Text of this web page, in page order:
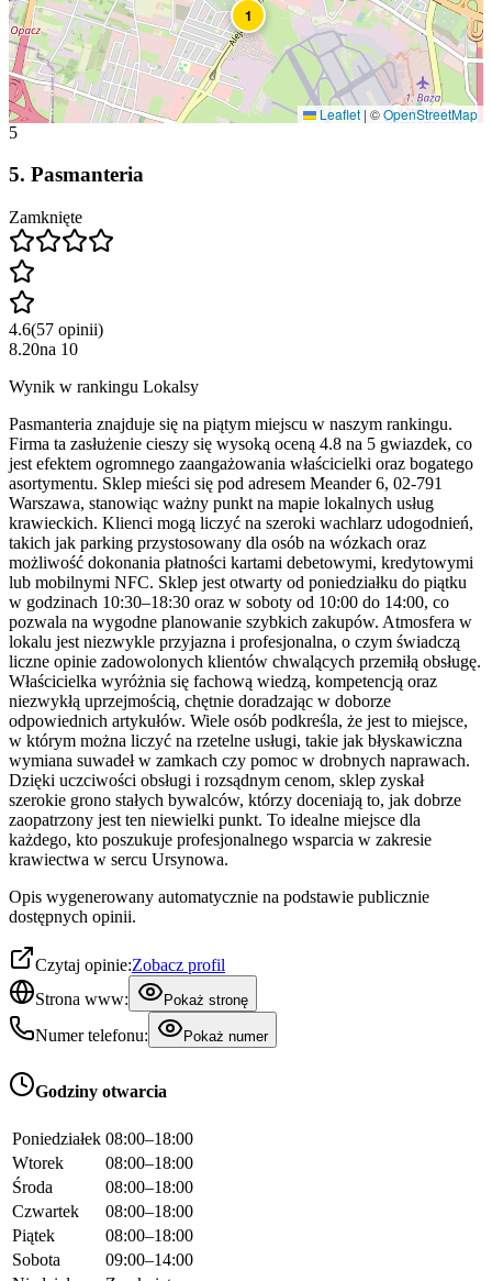
1
Leaflet | ©OpenStreetMap
5
5. Pasmanteria
Zamknięte
4.6(57 opinii)
8.20na 10
Wynik w rankingu Lokalsy
Pasmanteria znajduje się na piątym miejscu w naszym rankingu.
Firma ta zasłużenie cieszy się wysoką oceną 4.8 na 5 gwiazdek, co
jest efektem ogromnego zaangażowania właścicielki oraz bogatego
asortymentu. Sklep mieści się pod adresem Meander 6, 02-791
Warszawa, stanowiąc ważny punkt na mapie lokalnych usług
krawieckich. Klienci mogą liczyć na szeroki wachlarz udogodnień,
takich jak parking przystosowany dla osób na wózkach oraz
możliwość dokonania płatności kartami debetowymi, kredytowymi
lub mobilnymi NFC. Sklep jest otwarty od poniedziałku do piątku
w godzinach 10:30–18:30 oraz w soboty od 10:00 do 14:00, co
pozwala na wygodne planowanie szybkich zakupów. Atmosfera w
lokalu jest niezwykle przyjazna i profesjonalna, o czym świadczą
liczne opinie zadowolonych klientów chwalących przemiłą obsługę.
Właścicielka wyróżnia się fachową wiedzą, kompetencją oraz
niezwykłą uprzejmością, chętnie doradzając w doborze
odpowiednich artykułów. Wiele osób podkreśla, że jest to miejsce,
w którym można liczyć na rzetelne usługi, takie jak błyskawiczna
wymiana suwadeł w zamkach czy pomoc w drobnych naprawach.
Dzięki uczciwości obsługi i rozsądnym cenom, sklep zyskał
szerokie grono stałych bywalców, którzy doceniają to, jak dobrze
zaopatrzony jest ten niewielki punkt. To idealne miejsce dla
każdego, kto poszukuje profesjonalnego wsparcia w zakresie
krawiectwa w sercu Ursynowa.
Opis wygenerowany automatycznie na podstawie publicznie
dostępnych opinii.
Czytaj opinie:Zobacz profil
Strona www:
Pokaż stronę
Numer telefonu: Pokaż numer
Godziny otwarcia
Poniedziałek 08:00–18:00
Wtorek
08:00–18:00
Środa
08:00–18:00
Czwartek
08:00–18:00
Piątek
08:00–18:00
Sobota
09:00–14:00